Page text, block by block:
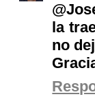
la
no